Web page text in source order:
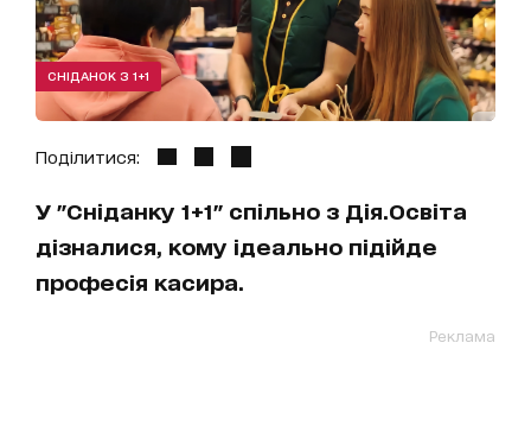
СНІДАНОК З 1+1
Поділитися:
У "Сніданку 1+1" спільно з Дія.Освіта
дізналися, кому ідеально підійде
професія касира.
Реклама